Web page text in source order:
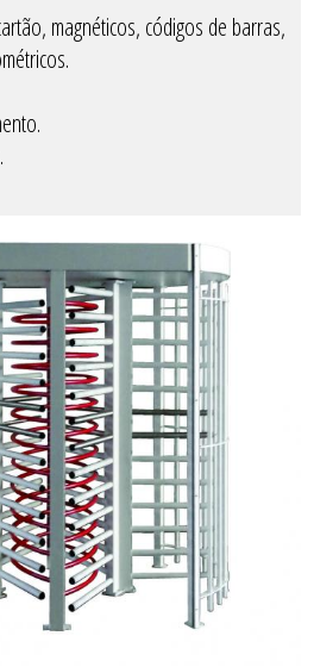
magnéticos, códigos de barras,